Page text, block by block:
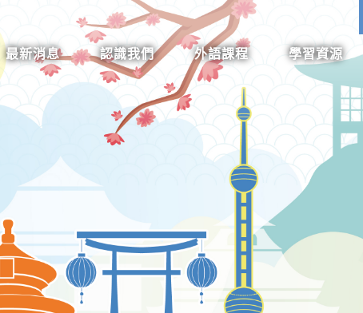
最新消息 認識我們 外語課程 學習資源